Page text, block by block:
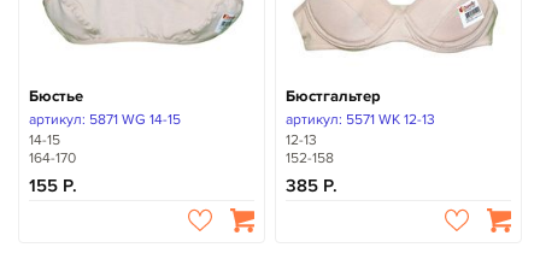
Бюстье
артикул: 5871 WG 14-15
14-15
164-170
155
Бюстгальтер
артикул: 5571 WK 12-13
12-13
152-158
385